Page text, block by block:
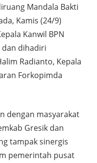
Mandala Bakti
Kamis (24/9)
Kanwil BPN
dan dihadiri
Radianto, Kepala
Forkopimda
dengan masyarakat
Gresik dan
tampak sinergis
pemerintah pusat